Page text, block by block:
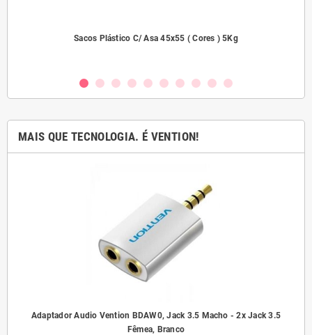
Sacos Plástico C/ Asa 45x55 ( Cores ) 5Kg
MAIS QUE TECNOLOGIA. É VENTION!
Adaptador Audio Vention BDAW0, Jack 3.5 Macho - 2x Jack 3.5
Fêmea, Branco